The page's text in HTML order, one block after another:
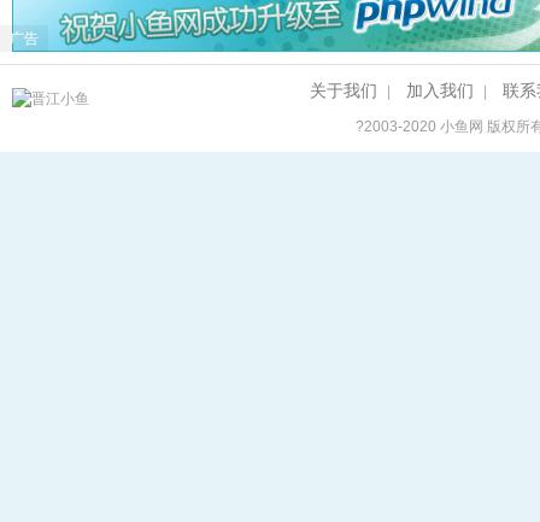
广告
关于我们 加入我们 联系
?2003-2020小鱼网 版权所